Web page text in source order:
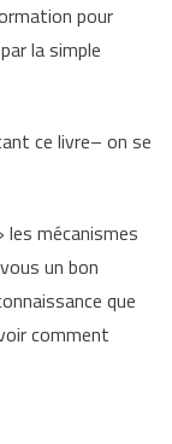
pour
la simple
ce livre– on se
les mécanismes
un bon
que
comment